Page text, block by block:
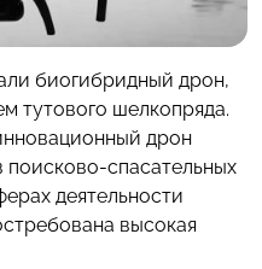
биогибридный дрон,
тутового шелкопряда.
дрон
спасательных
деятельности
высокая